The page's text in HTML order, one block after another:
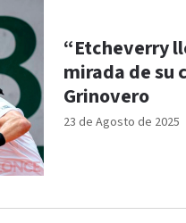
23 de Agosto de 2025
“Etcheverry
mirada de su
Grinovero